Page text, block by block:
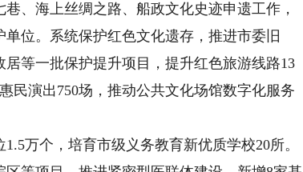
、海上丝绸之路、船政文化史迹申遗工作，
位。系统保护红色文化遗存，推进市委旧
等一批保护提升项目，提升红色旅游线路13
民演出750场，推动公共文化场馆数字化服务
万个，培育市级义务教育新优质学校20所。